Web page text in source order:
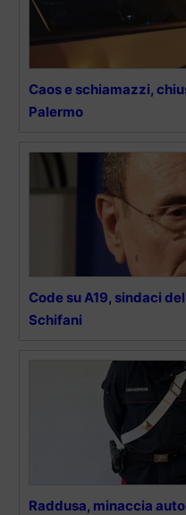
Caos e schiamazzi,
Palermo
Code su A19, sindaci
Schifani
Raddusa, minaccia